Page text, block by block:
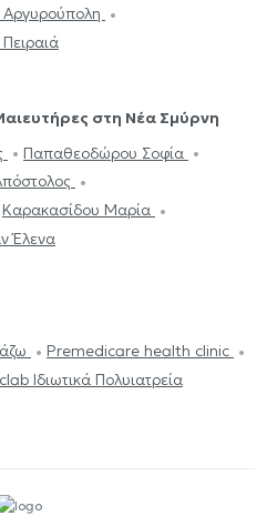
Αργυρούπολη
στη Νέα Σμύρνη
Παπαθεοδώρου Σοφία
Καρακασίδου Μαρία
Έλενα
Premedicare health clinic
Ιδιωτικά Πολυιατρεία